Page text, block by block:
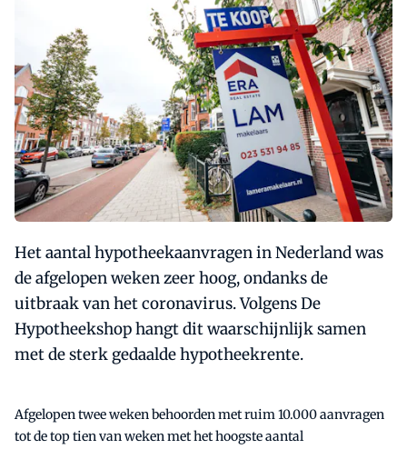
Het aantal hypotheekaanvragen in Nederland was
de afgelopen weken zeer hoog, ondanks de
uitbraak van het coronavirus. Volgens De
Hypotheekshop hangt dit waarschijnlijk samen
met de sterk gedaalde hypotheekrente.
Afgelopen twee weken behoorden met ruim 10.000 aanvragen
tot de top tien van weken met het hoogste aantal